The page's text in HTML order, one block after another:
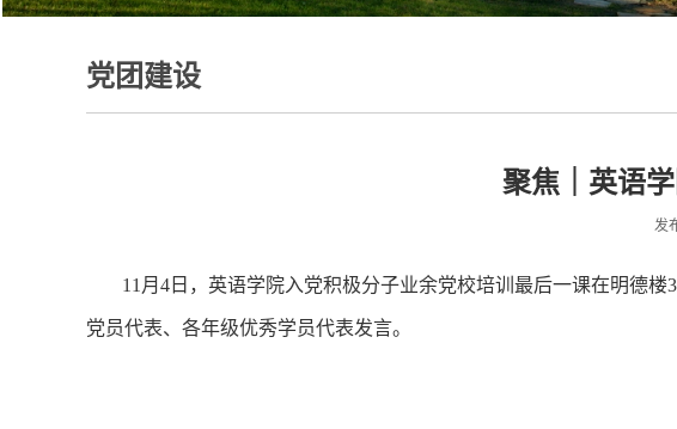
党团建设
聚焦｜英语
发
11月4日，英语学院入党积极分子业余党校培训最后一课在明德
党员代表、各年级优秀学员代表发言。